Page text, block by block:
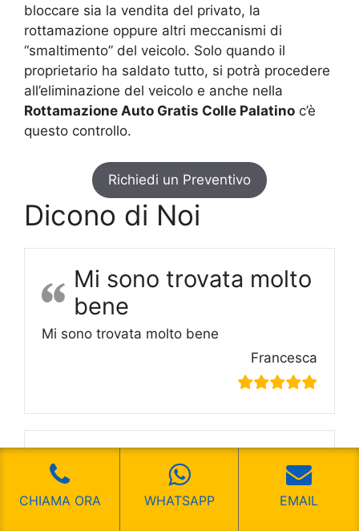
bloccare sia la vendita del privato, la
rottamazione oppure altri meccanismi di
“smaltimento” del veicolo. Solo quando il
proprietario ha saldato tutto, si potrà procedere
all’eliminazione del veicolo e anche nella
Rottamazione Auto Gratis Colle Palatino c’è
questo controllo.
Richiedi un Preventivo
Dicono di Noi
Mi sono trovata molto
bene
Mi sono trovata molto bene
Francesca
Un ottimo servizio
Un ottimo servizio
CHIAMA ORA WHATSAPP EMAIL